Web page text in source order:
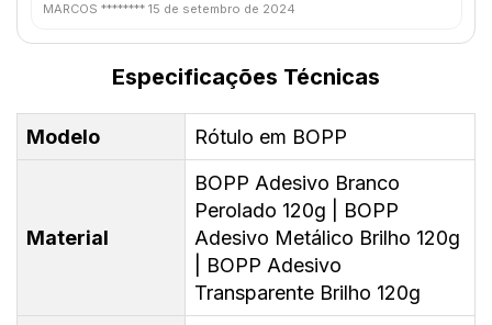
MARCOS ******** 15 de setembro de 2024
Especificações Técnicas
Modelo Rótulo em BOPP
Material
BOPP Adesivo Branco
Perolado 120g | BOPP
Adesivo Metálico Brilho 120g
| BOPP Adesivo
Transparente Brilho 120g